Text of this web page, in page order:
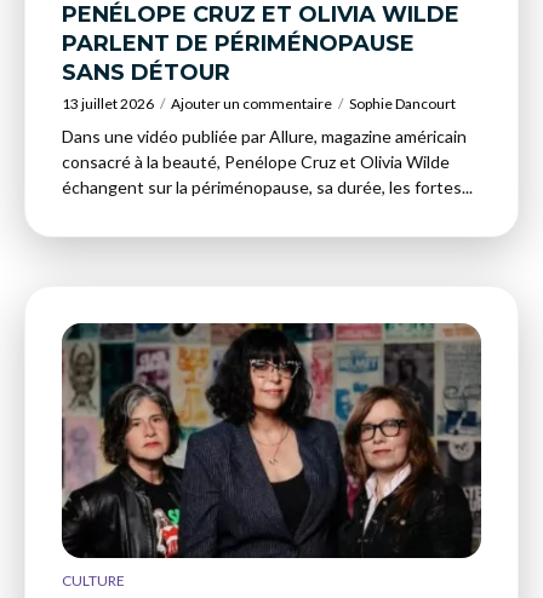
PENÉLOPE CRUZ ET OLIVIA WILDE
PARLENT DE PÉRIMÉNOPAUSE
SANS DÉTOUR
13 juillet 2026 Ajouter un commentaire Sophie Dancourt
Dans une vidéo publiée par Allure, magazine américain
consacré à la beauté, Penélope Cruz et Olivia Wilde
échangent sur la périménopause, sa durée, les fortes...
CULTURE